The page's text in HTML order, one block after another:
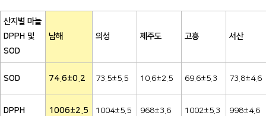
산지별 마늘
DPPH 및
SOD
남해 의성 제주도 고흥 서산
SOD 74.6±0.2 73.5±5.5 10.6±2.5 69.6±5.3 73.8±4.6
DPPH 1006±2.5 1004±5.5 968±3.6 1002±5.3 998±4.6